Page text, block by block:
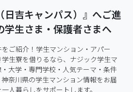
日吉キャンパス）』へご進
学生さま・保護者さまへ
ご紹介！学生マンション・アパー
生寮を借りるなら、ナジック学生マ
大学・専門学校・人気テーマ・条件
奈川県の学生マンション情報をお届
人暮らしをサポートします。